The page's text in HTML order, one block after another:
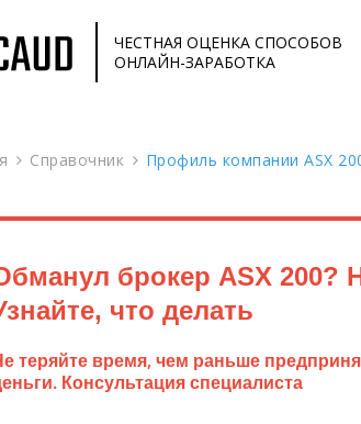
ЧЕСТНАЯ ОЦЕНКА СПОСОБОВ
ОНЛАЙН-ЗАРАБОТКА
Справочник Профиль компании ASX
брокер ASX 200?
что делать
теряйте время, чем раньше
Консультация специалиста